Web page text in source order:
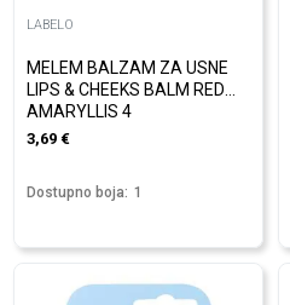
LABELO
MELEM BALZAM ZA USNE
LIPS & CHEEKS BALM RED
AMARYLLIS 4
3,69 €
Dostupno boja: 1